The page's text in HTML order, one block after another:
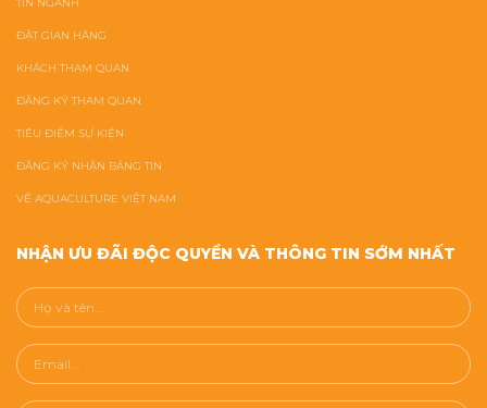
TIN NGÀNH
ĐẶT GIAN HÀNG
KHÁCH THAM QUAN
ĐĂNG KÝ THAM QUAN
TIÊU ĐIỂM SỰ KIỆN
ĐĂNG KÝ NHẬN BẢNG TIN
VỀ AQUACULTURE VIỆT NAM
NHẬN ƯU ĐÃI ĐỘC QUYỀN VÀ THÔNG TIN SỚM NHẤT